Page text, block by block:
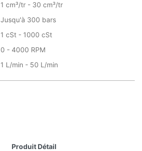
1 cm³/tr - 30 cm³/tr
Jusqu'à 300 bars
1 cSt - 1000 cSt
0 - 4000 RPM
1 L/min - 50 L/min
Produit Détail